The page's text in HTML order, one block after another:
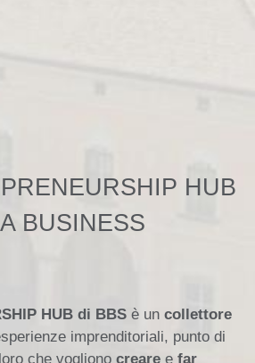
HUB
BUSINESS
HUB di BBS è un collettore
imprenditoriali, punto di
che vogliono creare e far